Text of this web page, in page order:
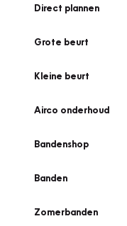
Direct plannen
Grote beurt
Kleine beurt
Airco onderhoud
Bandenshop
Banden
Zomerbanden